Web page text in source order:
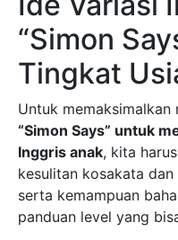
“Simon
Tingkat
Untuk memaksimalkan
“Simon Says” untuk
Inggris anak, kita
kesulitan kosakata
serta kemampuan
panduan level yang